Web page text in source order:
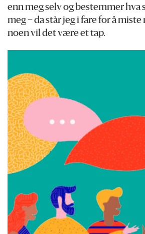
enn meg selv og bestemmer hva
meg – da står jeg i fare for å miste
noen vil det være et tap.